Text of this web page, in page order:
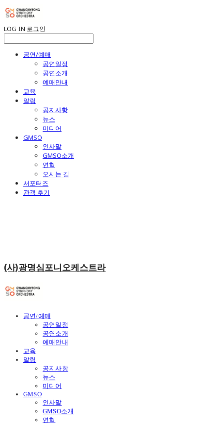
LOG IN 로그인
공연/예매
공연일정
공연소개
예매안내
교육
알림
공지사항
뉴스
미디어
GMSO
인사말
GMSO소개
연혁
오시는 길
서포터즈
관객 후기
(사)광명심포니오케스트라
공연/예매
공연일정
공연소개
예매안내
교육
알림
공지사항
뉴스
미디어
GMSO
인사말
GMSO소개
연혁